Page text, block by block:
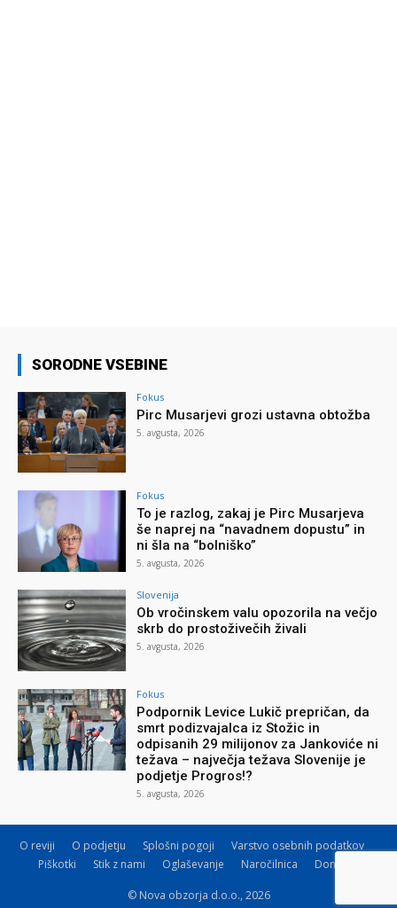
SORODNE VSEBINE
Fokus
Pirc Musarjevi grozi ustavna obtožba
5. avgusta, 2026
Fokus
To je razlog, zakaj je Pirc Musarjeva
še naprej na “navadnem dopustu” in
ni šla na “bolniško”
5. avgusta, 2026
Slovenija
Ob vročinskem valu opozorila na večjo
skrb do prostoživečih živali
5. avgusta, 2026
Fokus
Podpornik Levice Lukič prepričan, da
smrt podizvajalca iz Stožic in
odpisanih 29 milijonov za Jankoviće ni
težava – največja težava Slovenije je
podjetje Progros!?
5. avgusta, 2026
O reviji O podjetju Splošni pogoji
Varstvo osebnih podatkov
Piškotki
Stik z nami Oglaševanje Naročilnica Donacije
© Nova obzorja d.o.o., 2026